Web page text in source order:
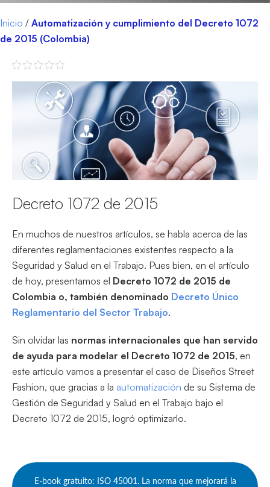
Inicio / Automatización y cumplimiento del Decreto 1072
de 2015 (Colombia)
Decreto 1072 de 2015
En muchos de nuestros artículos, se habla acerca de las
diferentes reglamentaciones existentes respecto a la
Seguridad y Salud en el Trabajo. Pues bien, en el artículo
de hoy, presentamos el Decreto 1072 de 2015 de
Colombia o, también denominado Decreto Único
Reglamentario del Sector Trabajo.
Sin olvidar las normas internacionales que han servido
de ayuda para modelar el Decreto 1072 de 2015, en
este artículo vamos a presentar el caso de Diseños Street
Fashion, que gracias a la automatización de su Sistema de
Gestión de Seguridad y Salud en el Trabajo bajo el
Decreto 1072 de 2015, logró optimizarlo.
E-book gratuito: ISO 45001. La norma que mejorará la